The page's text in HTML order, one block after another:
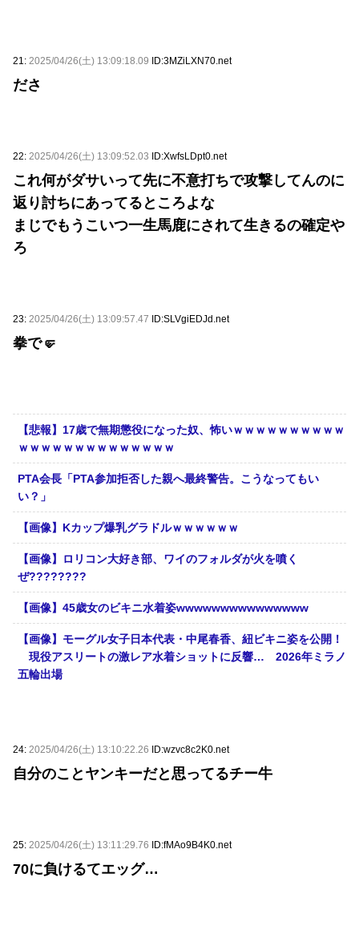
21: 2025/04/26(土) 13:09:18.09 ID:3MZiLXN70.net
ださ
22: 2025/04/26(土) 13:09:52.03 ID:XwfsLDpt0.net
これ何がダサいって先に不意打ちで攻撃してんのに
返り討ちにあってるところよな
まじでもうこいつ一生馬鹿にされて生きるの確定や
ろ
23: 2025/04/26(土) 13:09:57.47 ID:SLVgiEDJd.net
拳で🤛
【悲報】17歳で無期懲役になった奴、怖いｗｗｗｗｗｗｗｗｗｗ
ｗｗｗｗｗｗｗｗｗｗｗｗｗｗ
PTA会長「PTA参加拒否した親へ最終警告。こうなってもい
い？」
【画像】Kカップ爆乳グラドルｗｗｗｗｗｗ
【画像】ロリコン大好き部、ワイのフォルダが火を噴く
ぜ????????
【画像】45歳女のビキニ水着姿wwwwwwwwwwwwwww
【画像】モーグル女子日本代表・中尾春香、紐ビキニ姿を公開！
現役アスリートの激レア水着ショットに反響… 2026年ミラノ
五輪出場
24: 2025/04/26(土) 13:10:22.26 ID:wzvc8c2K0.net
自分のことヤンキーだと思ってるチー牛
25: 2025/04/26(土) 13:11:29.76 ID:fMAo9B4K0.net
70に負けるてエッグ…